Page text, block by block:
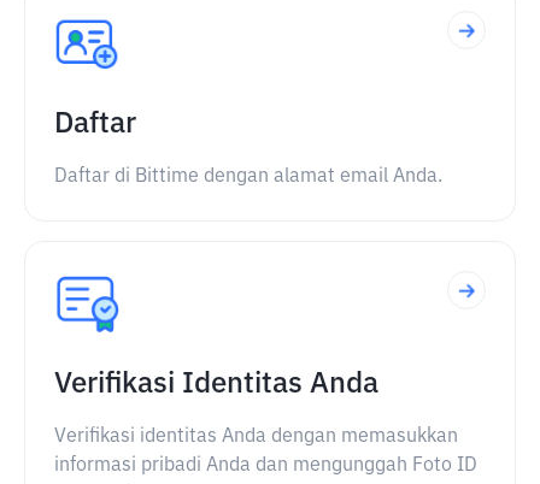
Daftar
Daftar di Bittime dengan alamat email Anda.
Verifikasi Identitas Anda
Verifikasi identitas Anda dengan memasukkan
informasi pribadi Anda dan mengunggah Foto ID